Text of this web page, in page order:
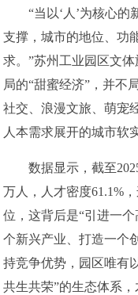
“当以‘人’为核心的
支撑，城市的地位、功
求。”苏州工业园区文
局的“甜蜜经济”，并不
社交、浪漫文旅、萌宠
人本需求展开的城市软
数据显示，截至2025
万人，人才密度61.1%
位，这背后是“引进一
个新兴产业、打造一个
持竞争优势，园区唯有
共生共荣”的生态体系